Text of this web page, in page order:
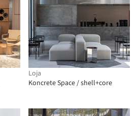
Loja
Koncrete Space / shell+core